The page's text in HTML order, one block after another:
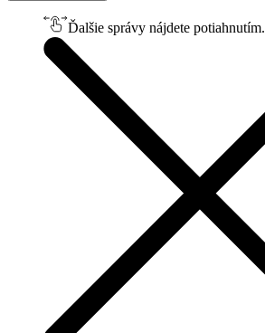
Ďalšie správy nájdete potiahnutím.